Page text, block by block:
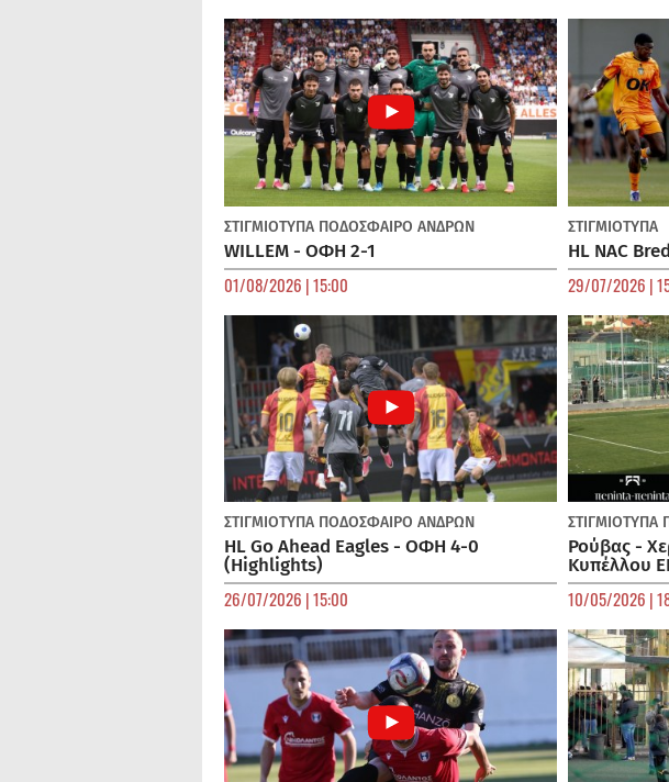
ΣΤΙΓΜΙΟΤΥΠΑ ΠΟΔΌΣΦΑΙΡΟ ΑΝΔΡΏΝ
WILLEM - ΟΦΗ 2-1
01/08/2026 | 15:00
ΣΤΙΓΜΙΟΤΥΠΑ
HL NAC
29/07/2026 |
ΣΤΙΓΜΙΟΤΥΠΑ ΠΟΔΌΣΦΑΙΡΟ ΑΝΔΡΏΝ
HL Go Ahead Eagles - ΟΦΗ 4-0
(Highlights)
26/07/2026 | 15:00
ΣΤΙΓΜΙΟΤΥΠΑ
Ρούβας -
Κυπέλλου
10/05/2026 |